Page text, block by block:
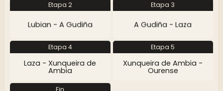
Etapa 2
Lubian - A Gudiña
Etapa 3
A Gudiña - Laza
Etapa 4
Laza - Xunqueira de
Ambia
Etapa 5
Xunqueira de Ambia -
Ourense
Fin